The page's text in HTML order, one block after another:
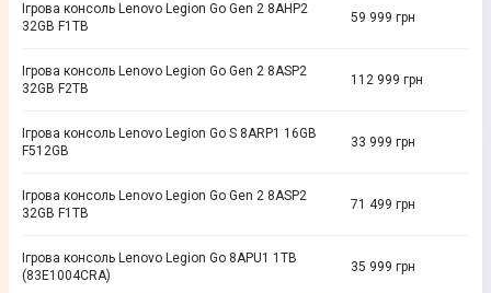
Ігрова консоль Lenovo Legion Go Gen 2 8AHP2
32GB F1TB
59 999 грн
Ігрова консоль Lenovo Legion Go Gen 2 8ASP2
32GB F2TB
112 999 грн
Ігрова консоль Lenovo Legion Go S 8ARP1 16GB
F512GB
33 999 грн
Ігрова консоль Lenovo Legion Go Gen 2 8ASP2
32GB F1TB
71 499 грн
Ігрова консоль Lenovo Legion Go 8APU1 1TB
(83E1004CRA)
35 999 грн